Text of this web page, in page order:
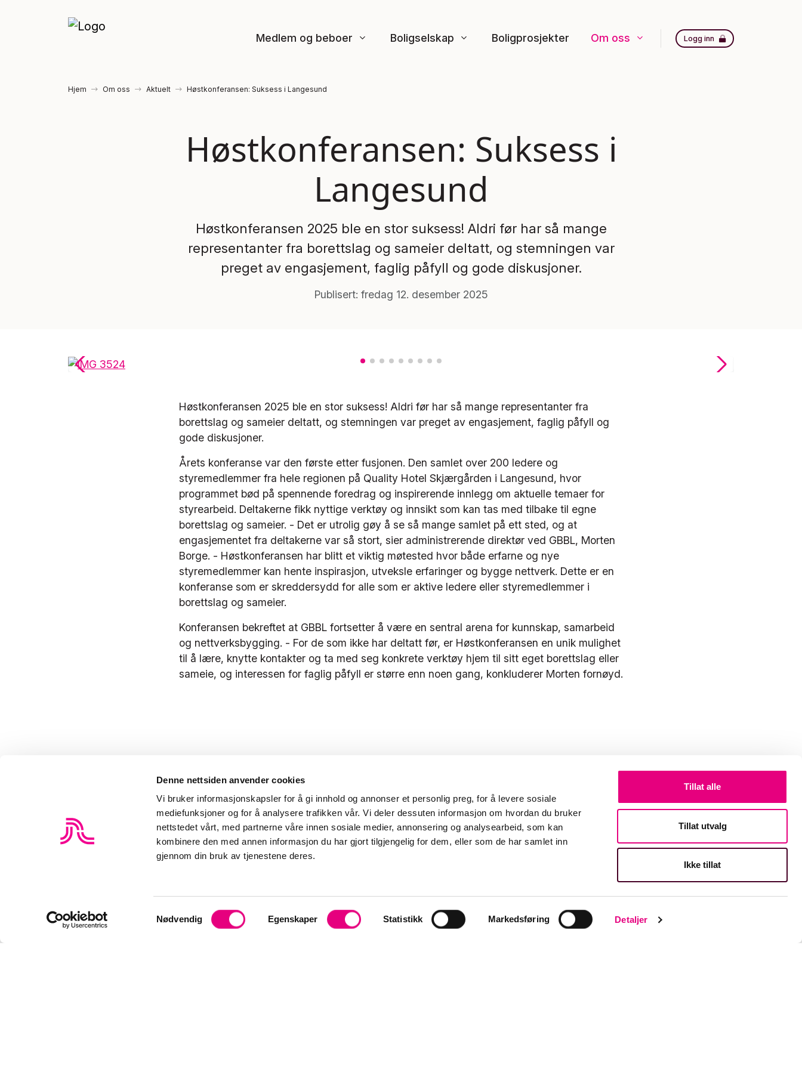
Denne nettsiden anvender cookies
Vi bruker informasjonskapsler for å gi innhold og annonser et personlig preg, for å levere sosiale
mediefunksjoner og for å analysere trafikken vår. Vi deler dessuten informasjon om hvordan du bruker
nettstedet vårt, med partnerne våre innen sosiale medier, annonsering og analysearbeid, som kan
kombinere den med annen informasjon du har gjort tilgjengelig for dem, eller som de har samlet inn
gjennom din bruk av tjenestene deres.
Nødvendig Egenskaper Statistikk Markedsføring Detaljer
Tillat alle
Tillat utvalg
Ikke tillat
Logg inn
Medlem og beboer Boligselskap Boligprosjekter Om oss
Hjem Om oss Aktuelt Høstkonferansen: Suksess i Langesund
Høstkonferansen: Suksess i
Langesund
Høstkonferansen 2025 ble en stor suksess! Aldri før har så mange
representanter fra borettslag og sameier deltatt, og stemningen var
preget av engasjement, faglig påfyll og gode diskusjoner.
Publisert: fredag 12. desember 2025
Høstkonferansen 2025 ble en stor suksess! Aldri før har så mange representanter fra
borettslag og sameier deltatt, og stemningen var preget av engasjement, faglig påfyll og
gode diskusjoner.
Årets konferanse var den første etter fusjonen. Den samlet over 200 ledere og
styremedlemmer fra hele regionen på Quality Hotel Skjærgården i Langesund, hvor
programmet bød på spennende foredrag og inspirerende innlegg om aktuelle temaer for
styrearbeid. Deltakerne fikk nyttige verktøy og innsikt som kan tas med tilbake til egne
borettslag og sameier. - Det er utrolig gøy å se så mange samlet på ett sted, og at
engasjementet fra deltakerne var så stort, sier administrerende direktør ved GBBL, Morten
Borge. - Høstkonferansen har blitt et viktig møtested hvor både erfarne og nye
styremedlemmer kan hente inspirasjon, utveksle erfaringer og bygge nettverk. Dette er en
konferanse som er skreddersydd for alle som er aktive ledere eller styremedlemmer i
borettslag og sameier.
Konferansen bekreftet at GBBL fortsetter å være en sentral arena for kunnskap, samarbeid
og nettverksbygging. - For de som ikke har deltatt før, er Høstkonferansen en unik mulighet
til å lære, knytte kontakter og ta med seg konkrete verktøy hjem til sitt eget borettslag eller
sameie, og interessen for faglig påfyll er større enn noen gang, konkluderer Morten fornøyd.